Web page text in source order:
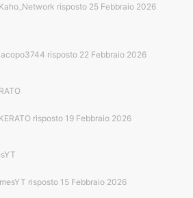
25 Febbraio 2026
Kaho_Network
22 Febbraio 2026
jacopo3744
19 Febbraio 2026
15 Febbraio 2026